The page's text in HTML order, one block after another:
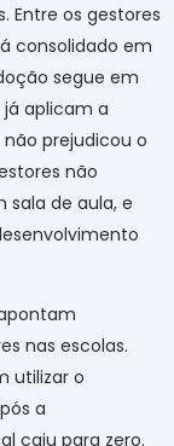
Entre os gestores
consolidado em
segue em
aplicam a
prejudicou o
não
de aula, e
nas escolas.
utilizar o
a
caiu para zero.